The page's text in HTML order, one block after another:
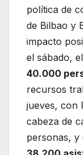
política de
de Bilbao y
impacto
el sábado,
40.000
recursos
jueves, con
cabeza de
personas, y